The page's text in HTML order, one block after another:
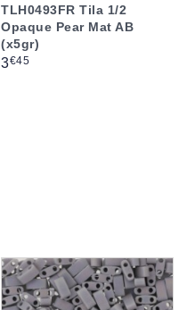
TLH0493FR Tila 1/2
Opaque Pear Mat AB
(x5gr)
Prix
3€45